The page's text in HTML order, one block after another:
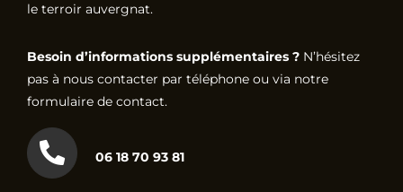
le terroir auvergnat.
Besoin d’informations supplémentaires ?N’hésitez
pas à nous contacter par téléphone ou via notre
formulaire de contact.
06 18 70 93 81